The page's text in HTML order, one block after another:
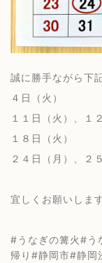
誠に勝手ながら下
４日（火）
１１日（火）、１
１８日（火）
２４日（月）、２
宜しくお願いしま
#うなぎの篝火#う
帰り#静岡市#静岡